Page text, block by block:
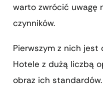
warto zwrócić uwagę
czynników.
Pierwszym z nich
Hotele z dużą liczbą
obraz ich standardów.